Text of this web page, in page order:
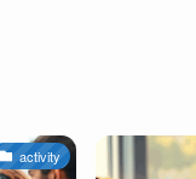
activity